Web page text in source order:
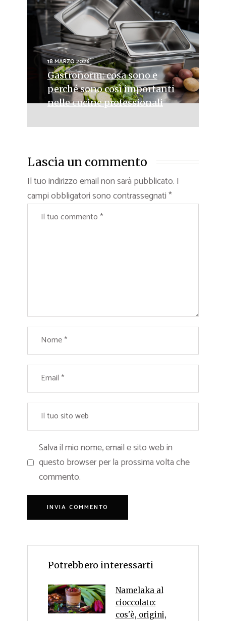
18 MARZO 2026
Gastronorm: cosa sono e
perché sono così importanti
nelle cucine professionali
Lascia un commento
Il tuo indirizzo email non sarà pubblicato. I
campi obbligatori sono contrassegnati*
Salva il mio nome, email e sito web in
questo browser per la prossima volta che
commento.
Potrebbero interessarti
Namelaka al
cioccolato:
cos'è, origini,